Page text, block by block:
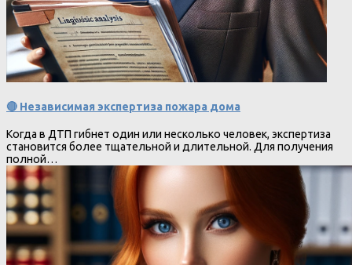
🔴 Независимая экспертиза пожара дома
Когда в ДТП гибнет один или несколько человек, экспертиза
становится более тщательной и длительной. Для получения
полной…